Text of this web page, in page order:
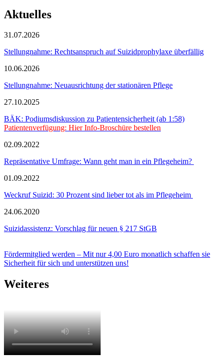
Aktuelles
31.07.2026
Stellungnahme: Rechtsanspruch auf Suizidprophylaxe überfällig
10.06.2026
Stellungnahme: Neuausrichtung der stationären Pflege
27.10.2025
BÄK: Podiumsdiskussion zu Patientensicherheit (ab 1:58)
Patientenverfügung: Hier Info-Broschüre bestellen
02.09.2022
Repräsentative Umfrage: Wann geht man in ein Pflegeheim?
01.09.2022
Weckruf Suizid: 30 Prozent sind lieber tot als im Pflegeheim
24.06.2020
Suizidassistenz: Vorschlag für neuen § 217 StGB
Fördermitglied werden – Mit nur 4,00 Euro monatlich schaffen sie
Sicherheit für sich und unterstützen uns!
Weiteres